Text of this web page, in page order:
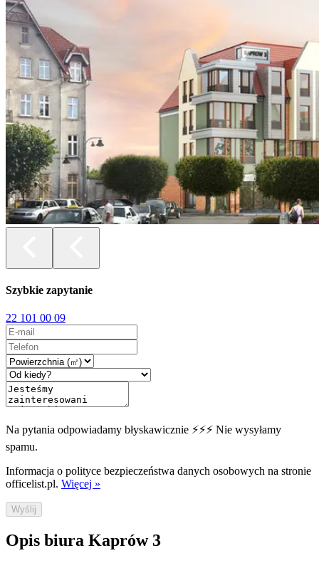
Szybkie zapytanie
22 101 00 09
Na pytania odpowiadamy błyskawicznie ⚡⚡⚡ Nie wysyłamy
spamu.
Informacja o polityce bezpieczeństwa danych osobowych na stronie
officelist.pl. Więcej »
Wyślij
Opis biura Kaprów 3